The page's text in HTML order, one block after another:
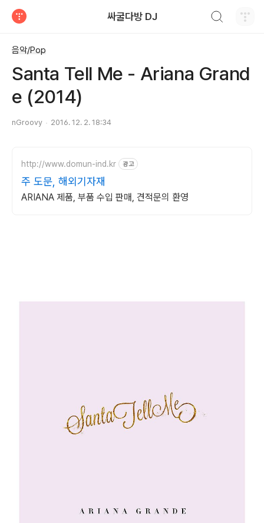
싸굴다방 DJ
음악/Pop
Santa Tell Me - Ariana Grand
e (2014)
nGroovy 2016. 12. 2. 18:34
http://www.domun-ind.kr 광고
주 도문, 해외기자재
ARIANA 제품, 부품 수입 판매, 견적문의 환영